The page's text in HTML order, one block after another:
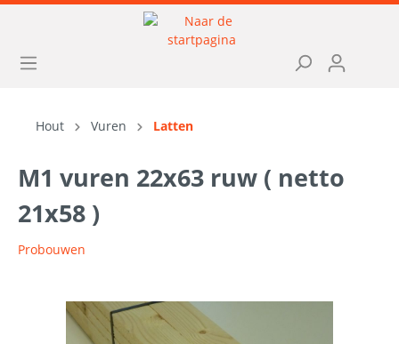
Hout Vuren Latten
M1 vuren 22x63 ruw ( netto
21x58 )
Probouwen